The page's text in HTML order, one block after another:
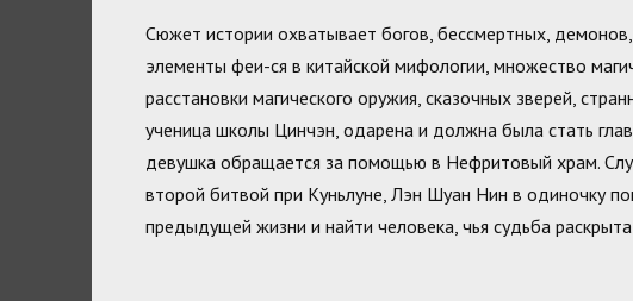
Сюжет истории охватывает богов, бессмертных, демонов,
элементы феи-ся в китайской мифологии, множество
расстановки магического оружия, сказочных зверей,
ученица школы Цинчэн, одарена и должна была стать
девушка обращается за помощью в Нефритовый храм.
второй битвой при Куньлуне, Лэн Шуан Нин в одиночку
предыдущей жизни и найти человека, чья судьба